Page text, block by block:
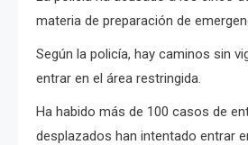
materia de preparación de
Según la policía, hay caminos sin
entrar en el área restringida.
Ha habido más de 100 casos de
desplazados han intentado entrar